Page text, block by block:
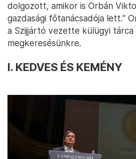
dolgozott, amikor is Orbán
gazdasági főtanácsadója lett.”
a Szijjártó vezette külügyi
megkeresésünkre.
I. KEDVES ÉS KEMÉNY